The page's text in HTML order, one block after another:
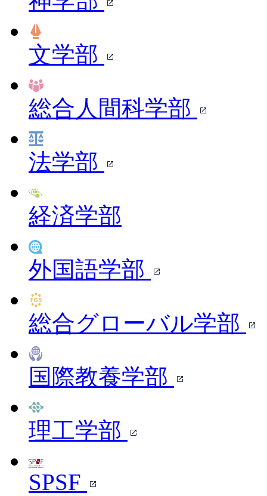
文学部
総合人間科学部
法学部
経済学部
外国語学部
総合グローバル学部
国際教養学部
理工学部
SPSF